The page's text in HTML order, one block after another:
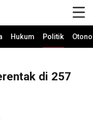
Hukum Politik
di 257